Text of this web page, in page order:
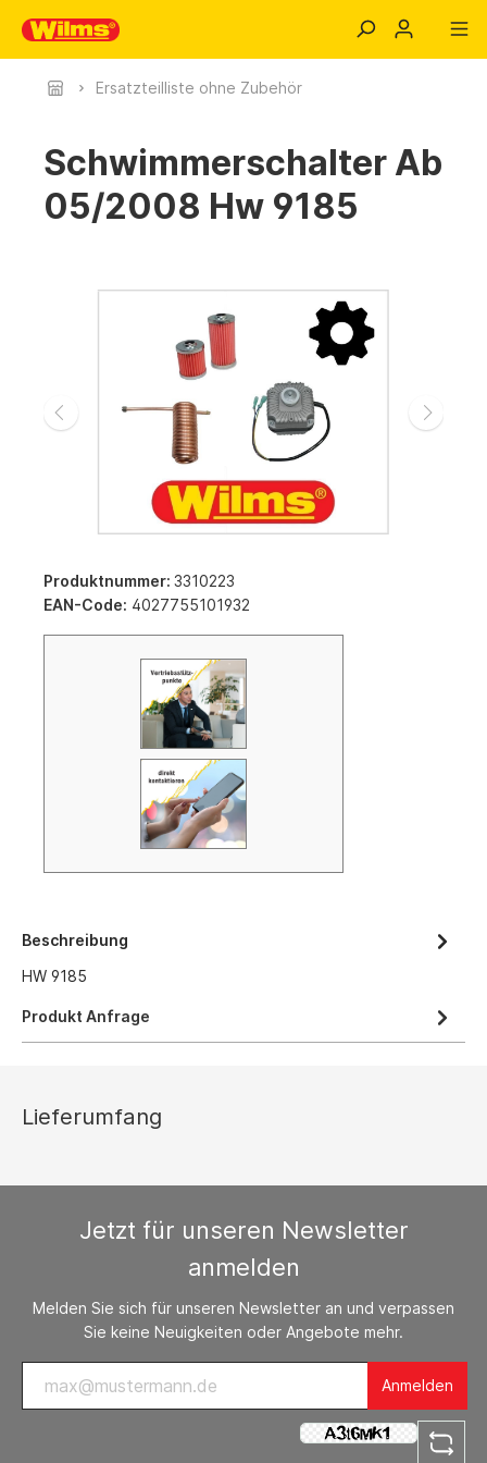
Ersatzteilliste ohne Zubehör
Schwimmerschalter Ab
05/2008 Hw 9185
Produktnummer: 3310223
EAN-Code: 4027755101932
Beschreibung
HW 9185
Produkt Anfrage
Lieferumfang
Jetzt für unseren Newsletter
anmelden
Melden Sie sich für unseren Newsletter an und verpassen
Sie keine Neuigkeiten oder Angebote mehr.
Anmelden